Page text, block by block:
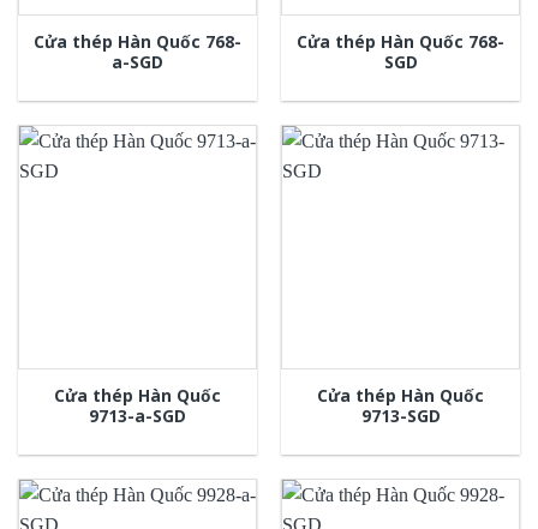
Cửa thép Hàn Quốc 768-
a-SGD
Cửa thép Hàn Quốc 768-
SGD
Cửa thép Hàn Quốc
9713-a-SGD
Cửa thép Hàn Quốc
9713-SGD